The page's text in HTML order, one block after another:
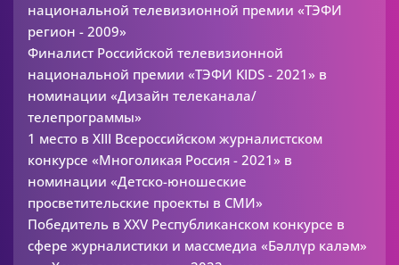
национальной телевизионной премии «ТЭФИ
регион - 2009»
Финалист Российской телевизионной
национальной премии «ТЭФИ KIDS - 2021» в
номинации «Дизайн телеканала/
телепрограммы»
1 место в XIII Всероссийском журналистском
конкурсе «Многоликая Россия - 2021» в
номинации «Детско-юношеские
просветительские проекты в СМИ»
Победитель в XXV Республиканском конкурсе в
сфере журналистики и массмедиа «Бәллүр каләм»